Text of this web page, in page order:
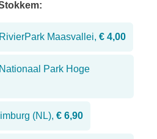
Maasvallei, € 4,00
Park Hoge
(NL), € 6,90